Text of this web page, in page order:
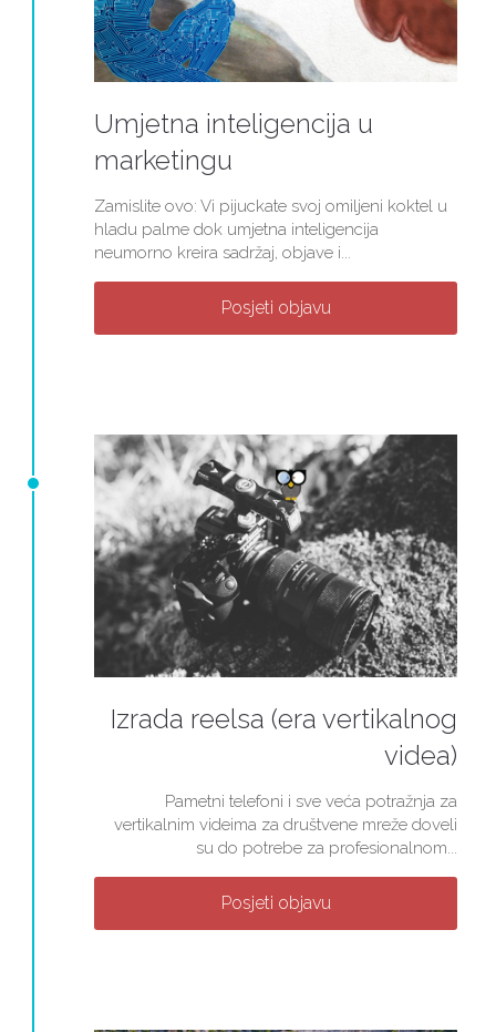
Umjetna inteligencija u
marketingu
Zamislite ovo: Vi pijuckate svoj omiljeni koktel u
hladu palme dok umjetna inteligencija
neumorno kreira sadržaj, objave i...
Posjeti objavu
Izrada reelsa (era vertikalnog
videa)
Pametni telefoni i sve veća potražnja za
vertikalnim videima za društvene mreže doveli
su do potrebe za profesionalnom...
Posjeti objavu